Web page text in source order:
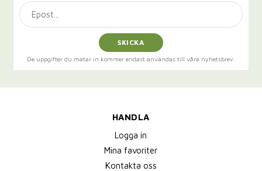
SKICKA
De uppgifter du matar in kommer endast användas till våra nyhetsbrev.
HANDLA
Logga in
Mina favoriter
Kontakta oss